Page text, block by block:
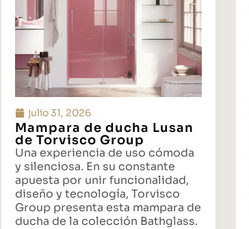
julio 31, 2026
Mampara de ducha Lusan
de Torvisco Group
Una experiencia de uso cómoda
y silenciosa. En su constante
apuesta por unir funcionalidad,
diseño y tecnología, Torvisco
Group presenta esta mampara de
ducha de la colección Bathglass.